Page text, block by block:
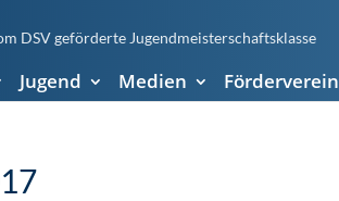
DSV geförderte Jugendmeisterschaftsklasse
Jugend Medien Förderverein